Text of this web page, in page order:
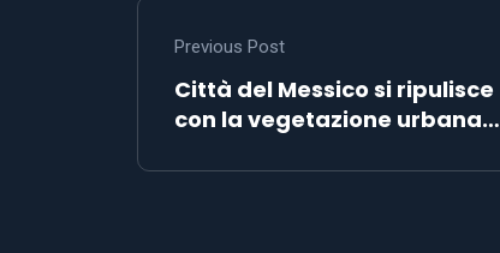
Previous Post
Città del Messico si ripulisce
con la vegetazione urbana…